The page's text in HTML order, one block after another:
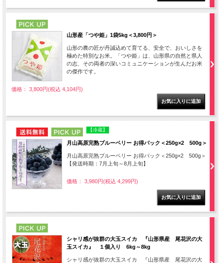
山形産「つや姫」1袋5kg＜3,800円＞
山形の農の匠が丹誠込めて育てる、安全で、おいしさを
極めた特別なお米。「つや姫」は、山形県の自然と県人
の志、その両者の深いコミュニケーションが生んだお米
の傑作です。
価格： 3,800円(税込 4,104円)
NEW PICK UP
【冷蔵】
月山高原完熟ブルーベリー お得パック＜250g×2 500g＞
月山高原完熟ブルーベリー お得パック＜250g×2 500g＞
【発送時期：7月上旬～8月上旬】
価格： 3,980円(税込 4,299円)
シャリ感が抜群の大玉スイカ 『山形県産 尾花沢の大
玉スイカ』 １個入り 6kg～8kg
シャリ感が抜群の大玉スイカ 『山形県産 尾花沢の大